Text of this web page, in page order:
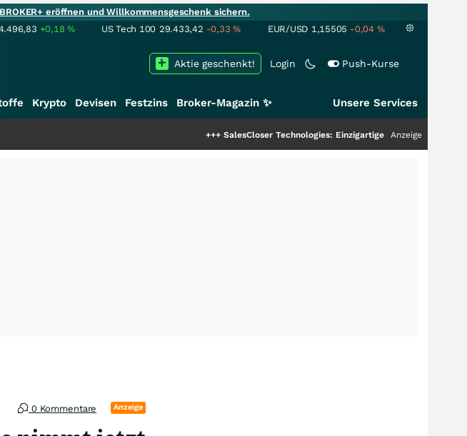
eröffnen und Willkommensgeschenk sichern.
+0,18% US Tech 100 29.433,42 -0,33% EUR/USD 1,15505 -0,04 %
Login Push-Kurse
Aktie geschenkt!
Krypto Devisen Festzins Broker-Magazin ✨ Unsere Services
SalesCloser Technologies: Einzigartige Leistung zieht die Top-Dogs an!
Anzeige
0 Kommentare Anzeige